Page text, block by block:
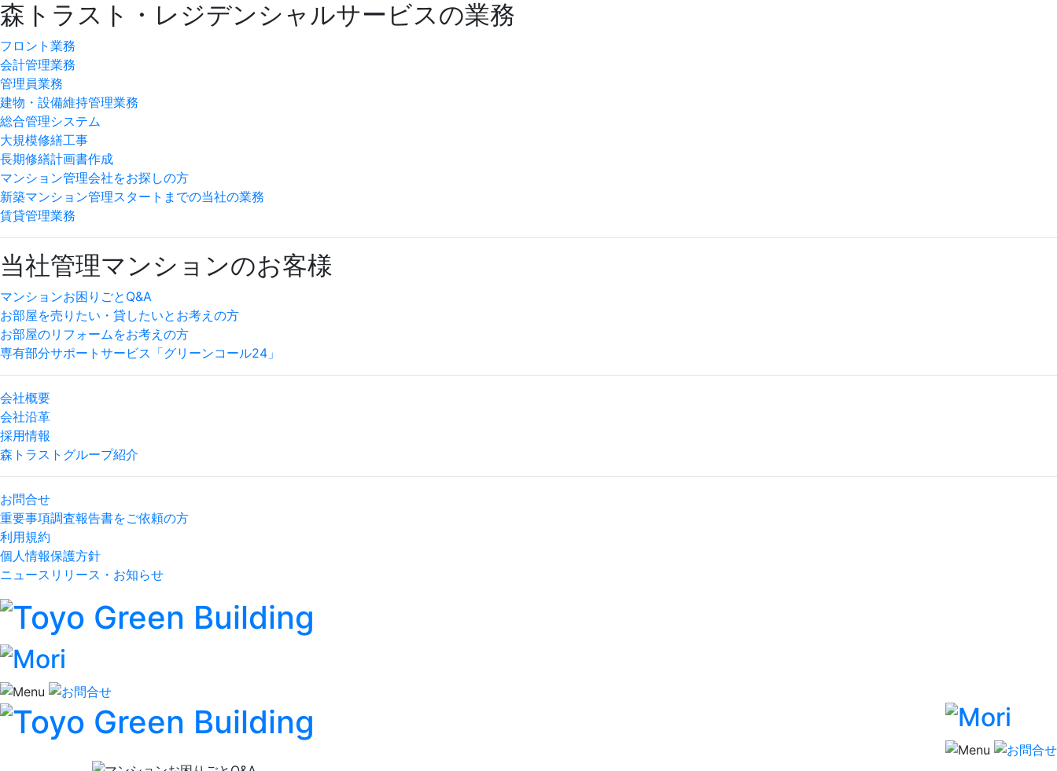
森トラスト・レジデンシャルサービスの業務
フロント業務
会計管理業務
管理員業務
建物・設備維持管理業務
総合管理システム
大規模修繕工事
長期修繕計画書作成
マンション管理会社をお探しの方
新築マンション管理スタートまでの当社の業務
賃貸管理業務
当社管理マンションのお客様
マンションお困りごとQ&A
お部屋を売りたい・貸したいとお考えの方
お部屋のリフォームをお考えの方
専有部分サポートサービス「グリーンコール24」
会社概要
会社沿革
採用情報
森トラストグループ紹介
お問合せ
重要事項調査報告書をご依頼の方
利用規約
個人情報保護方針
ニュースリリース・お知らせ